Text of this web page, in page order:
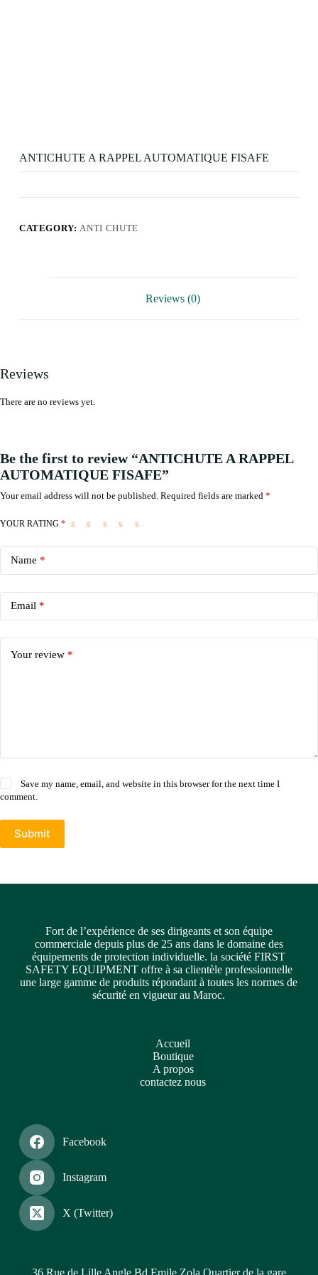
ANTICHUTE A RAPPEL AUTOMATIQUE FISAFE
CATEGORY: ANTI CHUTE
Reviews (0)
Reviews
There are no reviews yet.
Be the first to review “ANTICHUTE A RAPPEL
AUTOMATIQUE FISAFE”
Your email address will not be published. Required fields are marked *
YOUR RATING *
Name *
Email *
Your review *
Save my name, email, and website in this browser for the next time I
comment.
Submit
Fort de l’expérience de ses dirigeants et son équipe
commerciale depuis plus de 25 ans dans le domaine des
équipements de protection individuelle. la société FIRST
SAFETY EQUIPMENT offre à sa clientèle professionnelle
une large gamme de produits répondant à toutes les normes de
sécurité en vigueur au Maroc.
Accueil
Boutique
A propos
contactez nous
Facebook
Instagram
X (Twitter)
36 Rue de Lille Angle Bd.Emile Zola Quartier de la gare